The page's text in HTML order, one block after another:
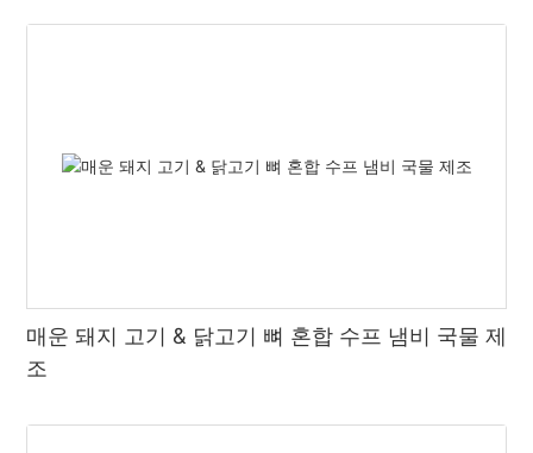
매운 돼지 고기 & 닭고기 뼈 혼합 수프 냄비 국물 제
조